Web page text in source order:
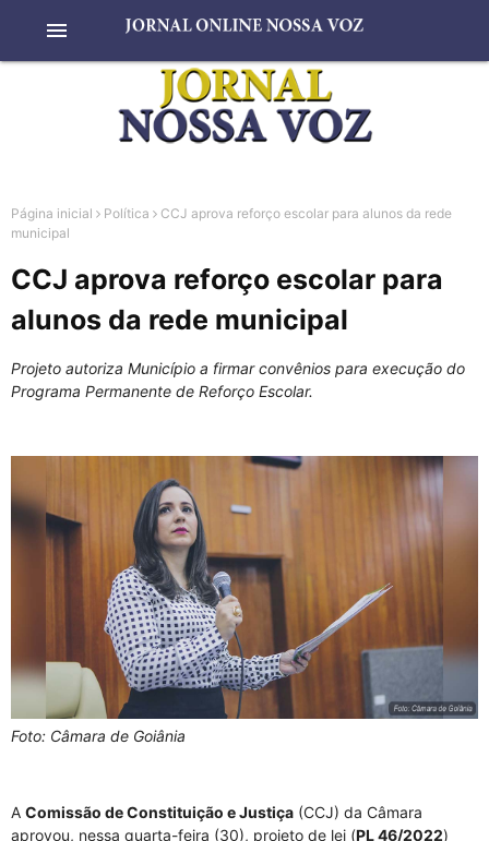
menu
Página inicial Política
CCJ aprova reforço escolar para alunos da rede
municipal
CCJ aprova reforço escolar para
alunos da rede municipal
Projeto autoriza Município a firmar convênios para execução do
Programa Permanente de Reforço Escolar.
Foto: Câmara de Goiânia
A Comissão de Constituição e Justiça (CCJ) da Câmara
aprovou, nessa quarta-feira (30), projeto de lei (PL 46/2022)